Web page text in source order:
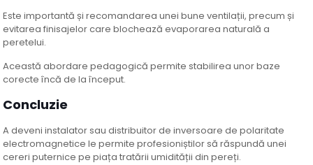
Este importantă și recomandarea unei bune ventilații, precum și
evitarea finisajelor care blochează evaporarea naturală a
peretelui.
Această abordare pedagogică permite stabilirea unor baze
corecte încă de la început.
Concluzie
A deveni instalator sau distribuitor de inversoare de polaritate
electromagnetice le permite profesioniștilor să răspundă unei
cereri puternice pe piața tratării umidității din pereți.